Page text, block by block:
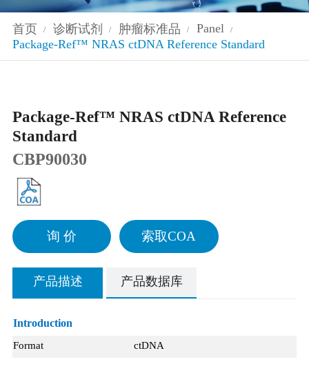
首页 / 诊断试剂 / 肿瘤标准品 / Panel /
Package-Ref™ NRAS ctDNA Reference Standard
Package-Ref™ NRAS ctDNA Reference
Standard
CBP90030
询 价 索取COA
产品描述 产品数据库
Introduction
Format ctDNA